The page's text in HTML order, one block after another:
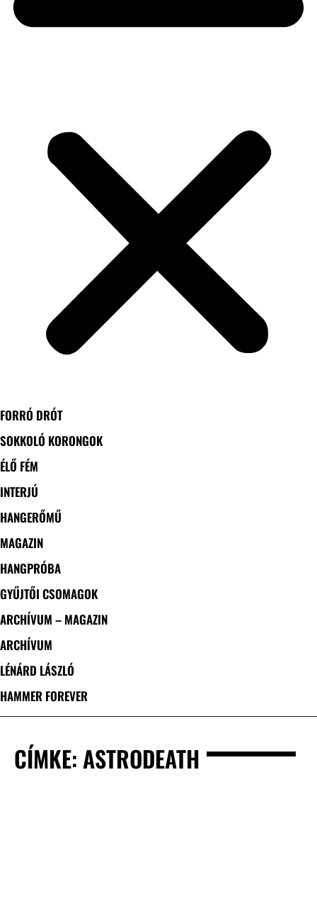
FORRÓ DRÓT
SOKKOLÓ KORONGOK
ÉLŐ FÉM
INTERJÚ
HANGERŐMŰ
MAGAZIN
HANGPRÓBA
GYŰJTŐI CSOMAGOK
ARCHÍVUM – MAGAZIN
ARCHÍVUM
LÉNÁRD LÁSZLÓ
HAMMER FOREVER
CÍMKE: ASTRODEATH